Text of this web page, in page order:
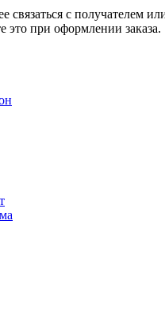
связаться с получателем
это при оформлении заказа.